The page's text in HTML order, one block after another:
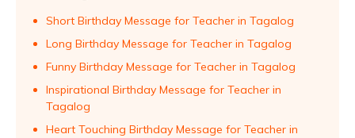
Short Birthday Message for Teacher in Tagalog
Long Birthday Message for Teacher in Tagalog
Funny Birthday Message for Teacher in Tagalog
Inspirational Birthday Message for Teacher in
Tagalog
Heart Touching Birthday Message for Teacher in